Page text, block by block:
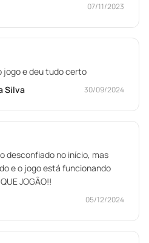
07/11/2023
jogo e deu tudo certo
Silva
30/09/2024
desconfiado no início, mas
e o jogo está funcionando
JOGÃO!!
05/12/2024